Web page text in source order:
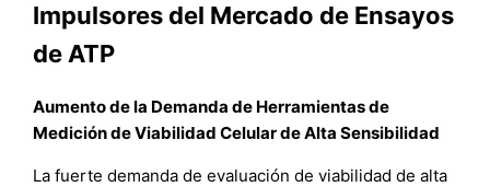
Impulsores del Mercado de Ensayos
de ATP
Aumento de la Demanda de Herramientas de
Medición de Viabilidad Celular de Alta Sensibilidad
La fuerte demanda de evaluación de viabilidad de alta